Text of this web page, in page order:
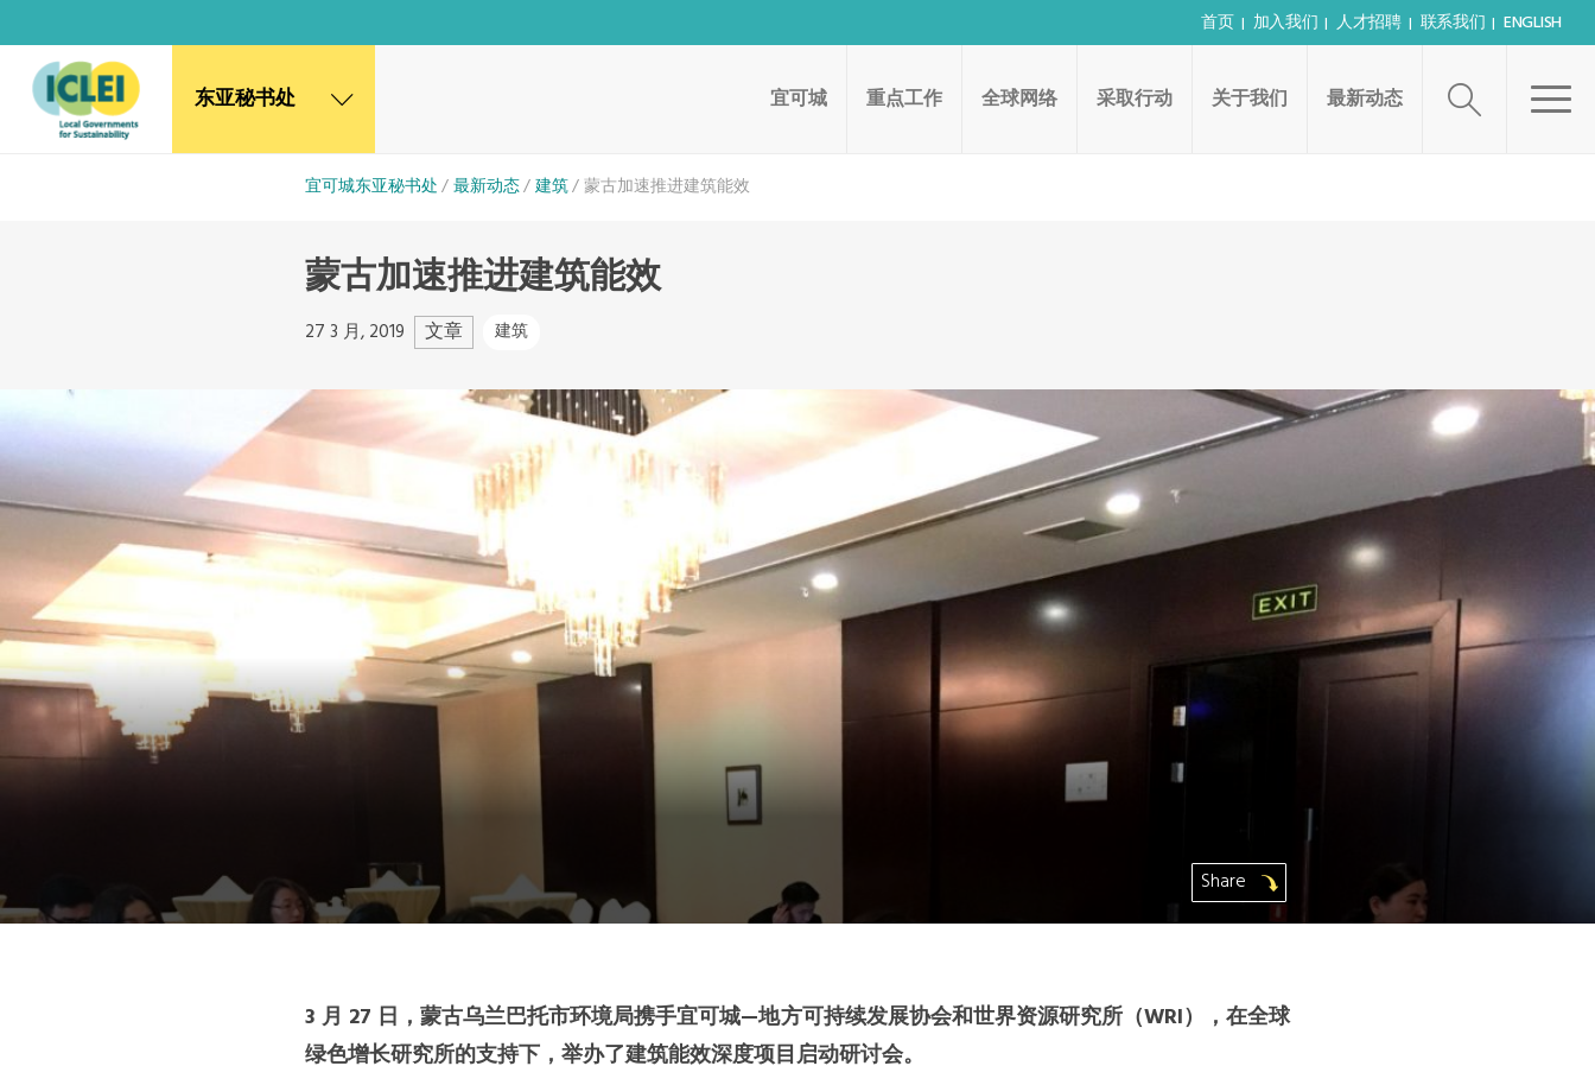
首页 加入我们 人才招聘 联系我们 ENGLISH
东亚秘书处
欧洲秘书处
加拿大办公室
美国办公室
墨西哥、中美洲和加勒比海区秘书处
大洋洲秘书处
南美洲秘书处
南亚秘书处
东南亚秘书处
宜可城 重点工作 全球网络 采取行动 关于我们 最新动态
宜可城东亚秘书处 最新动态 建筑 蒙古加速推进建筑能效
蒙古加速推进建筑能效
27 3 月, 2019 文章 建筑
Share
3 月 27 日，蒙古乌兰巴托市环境局携手宜可城—地方可持续发展协会和世界资源研究所（WRI），在全球
绿色增长研究所的支持下，举办了建筑能效深度项目启动研讨会。